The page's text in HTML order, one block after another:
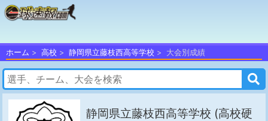
ホーム 高校 静岡県立藤枝西高等学校 大会別成績
静岡県立藤枝西高等学校 (高校硬